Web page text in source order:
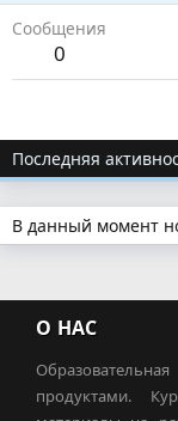
Сообщения
0
Последняя
В данный момент
О НАС
продуктами.